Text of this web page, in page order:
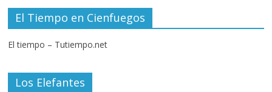
El Tiempo en Cienfuegos
El tiempo – Tutiempo.net
Los Elefantes